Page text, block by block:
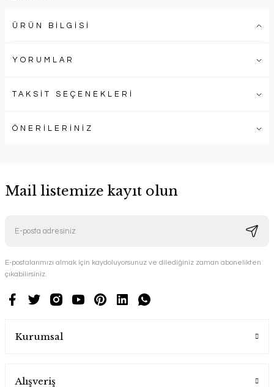
ÜRÜN BİLGİSİ
YORUMLAR
TAKSİT SEÇENEKLERİ
ÖNERİLERİNİZ
Mail listemize kayıt olun
E-postalarımızı almak için kaydoluyorsunuz ve dilediğiniz zaman abonelikten
çıkabilirsiniz.
Kurumsal
Alışveriş